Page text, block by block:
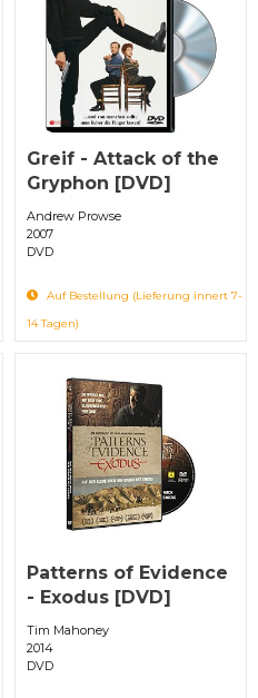
Greif - Attack of the
Gryphon [DVD]
Andrew Prowse
2007
DVD
Auf Bestellung (Lieferung innert 7-
14 Tagen)
Patterns of Evidence
- Exodus [DVD]
Tim Mahoney
2014
DVD